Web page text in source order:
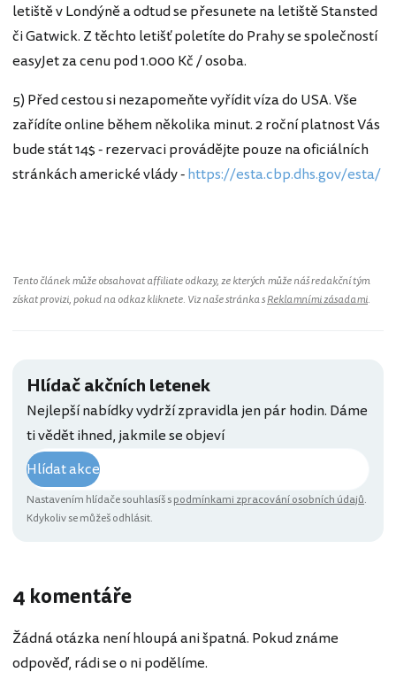
letiště v Londýně a odtud se přesunete na letiště Stansted
či Gatwick. Z těchto letišť poletíte do Prahy se společností
easyJet za cenu pod 1.000 Kč / osoba.
5) Před cestou si nezapomeňte vyřídit víza do USA. Vše
zařídíte online během několika minut. 2 roční platnost Vás
bude stát 14$ - rezervaci provádějte pouze na oficiálních
stránkách americké vlády -https://esta.cbp.dhs.gov/esta/
Tento článek může obsahovat affiliate odkazy, ze kterých může náš redakční tým
získat provizi, pokud na odkaz kliknete. Viz naše stránka sReklamními zásadami.
Hlídač akčních letenek
Nejlepší nabídky vydrží zpravidla jen pár hodin. Dáme
ti vědět ihned, jakmile se objeví
Hlídat akce
Nastavením hlídače souhlasíš spodmínkami zpracování osobních údajů.
Kdykoliv se můžeš odhlásit.
4 komentáře
Žádná otázka není hloupá ani špatná. Pokud známe
odpověď, rádi se o ni podělíme.